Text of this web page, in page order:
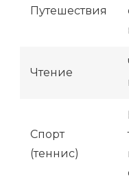
Путешествия
Чтение
Спорт
(теннис)